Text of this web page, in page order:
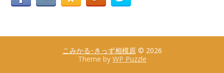
こみかる･きっず相模原© 2026
Theme by WP Puzzle